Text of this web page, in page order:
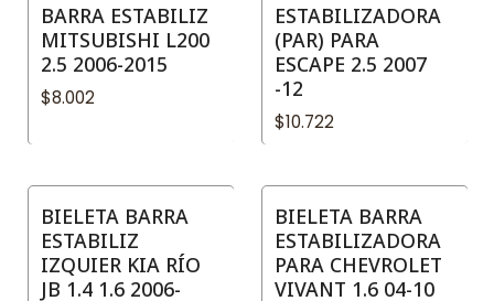
BARRA ESTABILIZ
MITSUBISHI L200
2.5 2006-2015
$8.002
ESTABILIZADORA
(PAR) PARA
ESCAPE 2.5 2007
-12
$10.722
BIELETA BARRA
ESTABILIZ
IZQUIER KIA RÍO
JB 1.4 1.6 2006-
BIELETA BARRA
ESTABILIZADORA
PARA CHEVROLET
VIVANT 1.6 04-10